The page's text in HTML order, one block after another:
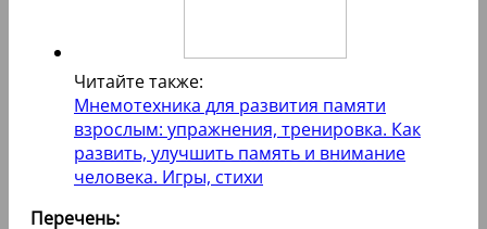
Читайте также:
Мнемотехника для развития памяти
взрослым: упражнения, тренировка. Как
развить, улучшить память и внимание
человека. Игры, стихи
Перечень: